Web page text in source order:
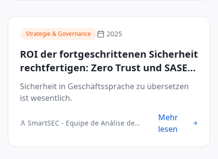
Strategie & Governance 2025
ROI der fortgeschrittenen Sicherheit
rechtfertigen: Zero Trust und SASE
dem Vorstand präsentieren
Sicherheit in Geschäftssprache zu übersetzen
ist wesentlich.
SmartSEC - Equipe de Análise de
Mehr
lesen